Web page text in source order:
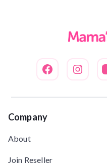
Company
About
Join Reseller